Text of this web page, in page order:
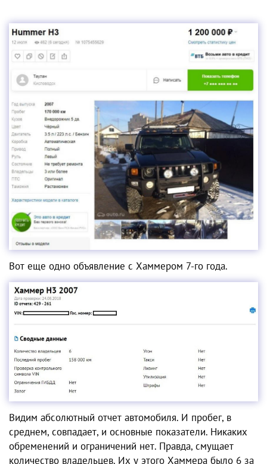
Вот еще одно объявление с Хаммером 7-го года.
Видим абсолютный отчет автомобиля. И пробег, в
среднем, совпадает, и основные показатели. Никаких
обременений и ограничений нет. Правда, смущает
количество владельцев. Их у этого Хаммера было 6 за